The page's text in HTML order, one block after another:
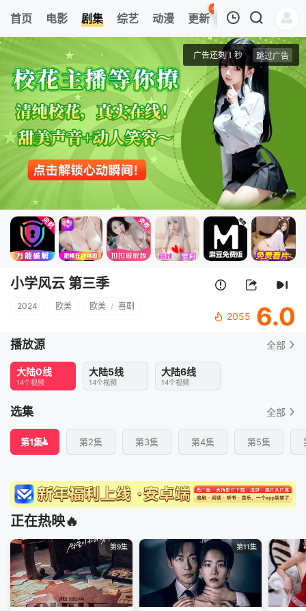
首页 电影 剧集 综艺 动漫 更新
45
热榜 APP
我的观影记录
第1集
小学风云 第三季
清空
小学风云 第三季
2024 欧美 欧美 / 喜剧
2055 6.0
播放源 全部
大陆0线
14个视频
大陆5线
14个视频
大陆6线
14个视频
选集 全部
第1集 第2集 第3集 第4集 第5集
正在热映🔥
第9集 第11集